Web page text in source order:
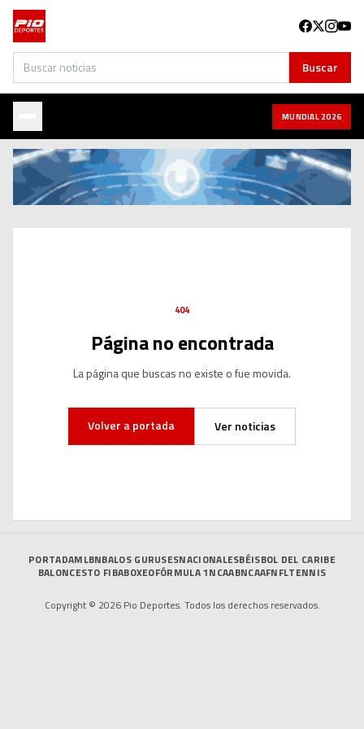
Buscar Buscar
MUNDIAL 2026
404
Página no encontrada
La página que buscas no existe o fue movida.
Volver a portada Ver noticias
PORTADAMLBNBALOS GURUSESNACIONALESBÉISBOL DEL CARIBE
BALONCESTO FIBABOXEOFÓRMULA 1NCAABNCAAFNFLTENNIS
Copyright © 2026 Pio Deportes. Todos los derechos reservados.